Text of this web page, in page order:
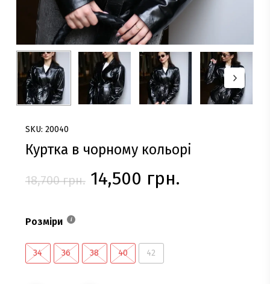
SKU: 20040
Куртка в чорному кольорі
18,700грн. Оригінальна
14,500 грн.
Розміри
34 36 38 40 42